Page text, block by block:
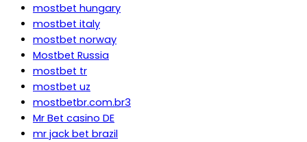
mostbet hungary
mostbet italy
mostbet norway
Mostbet Russia
mostbet tr
mostbet uz
mostbetbr.com.br3
Mr Bet casino DE
mr jack bet brazil